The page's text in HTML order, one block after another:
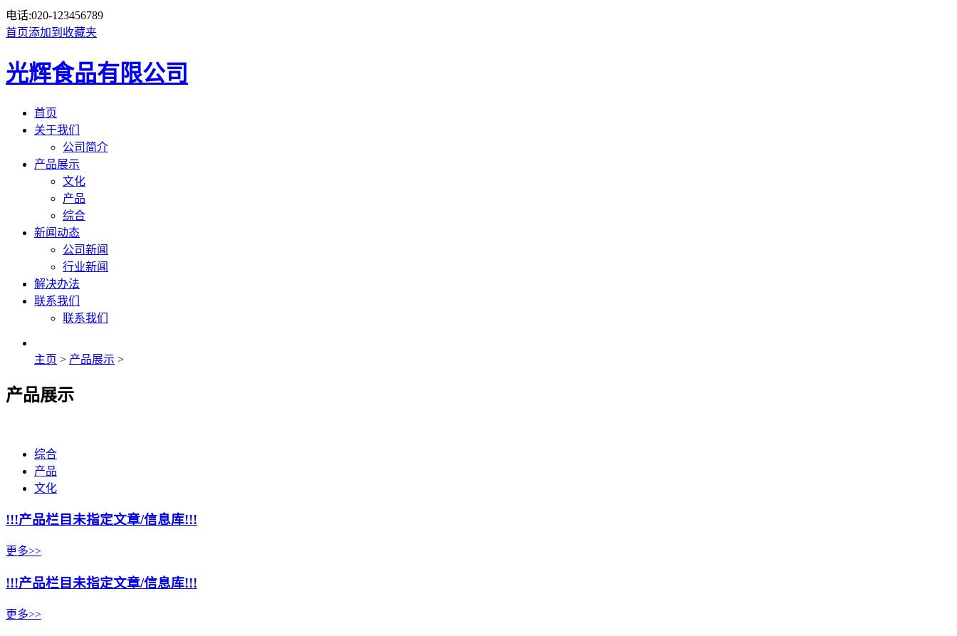
电话:020-123456789
首页添加到收藏夹
光辉食品有限公司
首页
关于我们
公司简介
产品展示
文化
产品
综合
新闻动态
公司新闻
行业新闻
解决办法
联系我们
联系我们
主页 > 产品展示 >
产品展示
综合
产品
文化
!!!产品栏目未指定文章/信息库!!!
更多>>
!!!产品栏目未指定文章/信息库!!!
更多>>